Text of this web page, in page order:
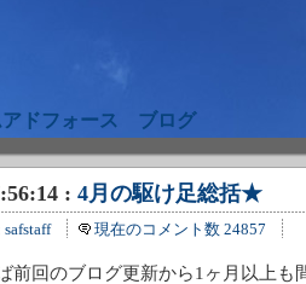
アドフォース ブログ
: 4月の駆け足総括★
safstaff 現在のコメント数 24857
前回のブログ更新から1ヶ月以上も